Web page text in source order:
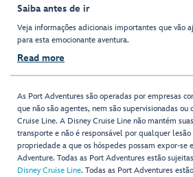
Saiba antes de ir
Veja informações adicionais importantes que vão
para esta emocionante aventura.
Read more
As Port Adventures são operadas por empresas
que não são agentes, nem são supervisionadas
Cruise Line. A Disney Cruise Line não mantém
transporte e não é responsável por qualquer
propriedade a que os hóspedes possam expor-se
Adventure. Todas as Port Adventures estão
Disney Cruise Line. Todas as Port Adventures